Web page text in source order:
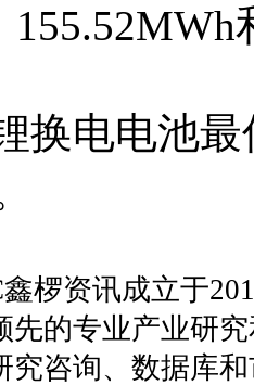
155.52MWh
换电电池
椤资讯成立于
先的专业产业研
究咨询、数据库